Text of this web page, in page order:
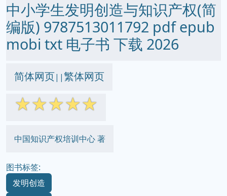
中小学生发明创造与知识产权(简
编版) 9787513011792 pdf epub
mobi txt 电子书 下载 2026
简体网页||繁体网页
☆☆☆☆☆
中国知识产权培训中心 著
图书标签:
发明创造